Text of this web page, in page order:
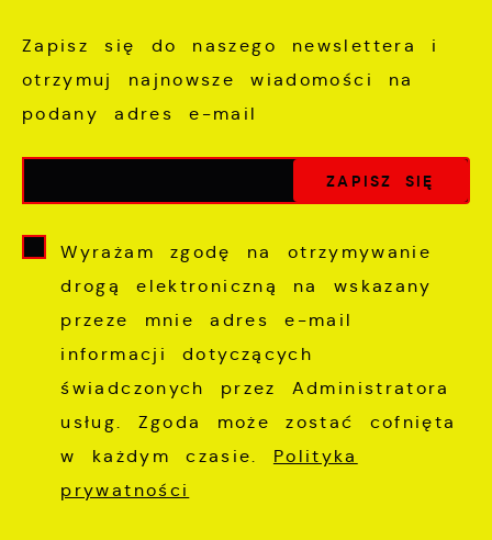
Zapisz się do naszego newslettera i
otrzymuj najnowsze wiadomości na
podany adres e-mail
Wyrażam zgodę na otrzymywanie
drogą elektroniczną na wskazany
przeze mnie adres e-mail
informacji dotyczących
świadczonych przez Administratora
usług. Zgoda może zostać cofnięta
w każdym czasie. Polityka
prywatności